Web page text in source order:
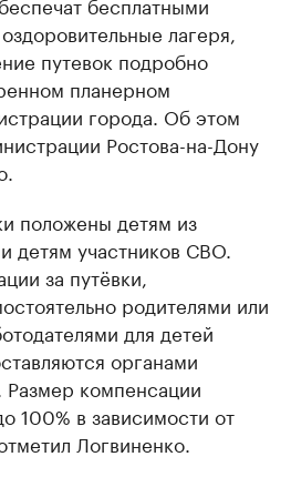
лагеря,
путевок подробно
планерном
города. Об этом
Ростова-на-Дону
положены детям из
детям участников СВО.
за путёвки,
родителями или
для детей
органами
компенсации
100% в зависимости от
Логвиненко.